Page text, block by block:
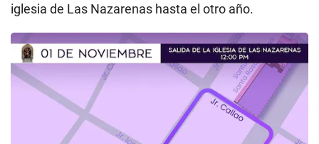
iglesia de Las Nazarenas hasta el otro año.